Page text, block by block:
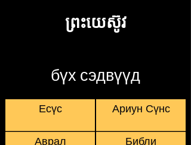
ព្រះយេស៊ូវ
бүх сэдвүүд
Есүс
Аврал
Ариун Сүнс
Библи